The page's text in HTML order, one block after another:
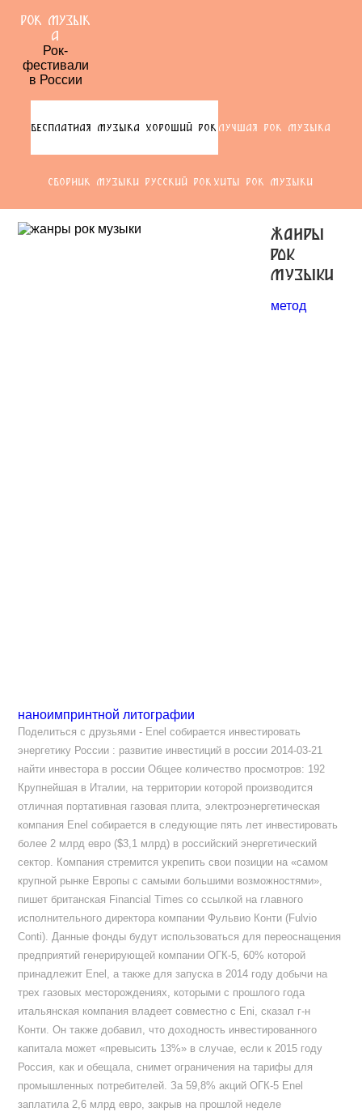
РОК МУЗЫК
А
Рок-
фестивали
в России
БЕСПЛАТНАЯ МУЗЫКА ХОРОШИЙ РОК ЛУЧШАЯ РОК МУЗЫКА
СБОРНИК МУЗЫКИ РУССКИЙ РОК ХИТЫ РОК МУЗЫКИ
жанры
рок
музыки
метод
наноимпринтной литографии
Поделиться с друзьями - Enel собирается инвестировать
энергетику России : развитие инвестиций в россии 2014-03-21
найти инвестора в россии Общее количество просмотров: 192
Крупнейшая в Италии, на территории которой производится
отличная портативная газовая плита, электроэнергетическая
компания Enel собирается в следующие пять лет инвестировать
более 2 млрд евро ($3,1 млрд) в российский энергетический
сектор. Компания стремится укрепить свои позиции на «самом
крупной рынке Европы с самыми большими возможностями»,
пишет британская Financial Times со ссылкой на главного
исполнительного директора компании Фульвио Конти (Fulvio
Conti). Данные фонды будут использоваться для переоснащения
предприятий генерирующей компании OГК-5, 60% которой
принадлежит Enel, а также для запуска в 2014 году добычи на
трех газовых месторождениях, которыми с прошлого года
итальянская компания владеет совместно с Eni, сказал г-н
Конти. Он также добавил, что доходность инвестированного
капитала может «превысить 13%» в случае, если к 2015 году
Россия, как и обещала, снимет ограничения на тарифы для
промышленных потребителей. За 59,8% акций ОГК-5 Enel
заплатила 2,6 млрд евро, закрыв на прошлой неделе